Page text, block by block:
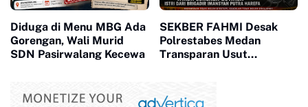
Diduga di Menu MBG Ada
Gorengan, Wali Murid
SDN Pasirwalang Kecewa
SEKBER FAHMI Desak
Polrestabes Medan
Transparan Usut